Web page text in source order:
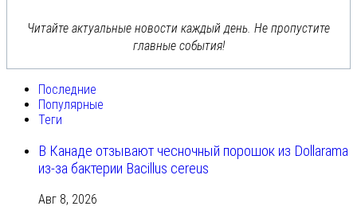
Читайте актуальные новости каждый день. Не пропустите
главные события!
Последние
Популярные
Теги
В Канаде отзывают чесночный порошок из Dollarama
из-за бактерии Bacillus cereus
Авг 8, 2026